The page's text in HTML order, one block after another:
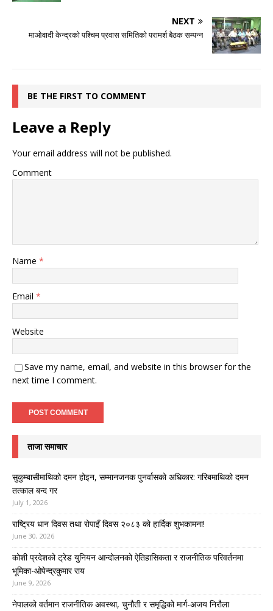
NEXT
माओवादी केन्द्रको पश्चिम प्रवास समितिको परामर्श बैठक सम्पन्न
BE THE FIRST TO COMMENT
Leave a Reply
Your email address will not be published.
Comment
Name *
Email *
Website
Save my name, email, and website in this browser for the
next time I comment.
ताजा समाचार
सुकुम्बासीमाथिको दमन होइन, सम्मानजनक पुनर्वासको अधिकार: गरिबमाथिको दमन
तत्काल बन्द गर
July 1, 2026
राष्ट्रिय धान दिवस तथा रोपाइँ दिवस २०८३ को हार्दिक शुभकामना!
June 30, 2026
कोशी प्रदेशको ट्रेड युनियन आन्दोलनको ऐतिहासिकता र राजनीतिक परिवर्तनमा
भूमिका-ओपेन्द्रकुमार राय
June 9, 2026
नेपालको वर्तमान राजनीतिक अवस्था, चुनौती र समृद्धिको मार्ग-अजय निरौला